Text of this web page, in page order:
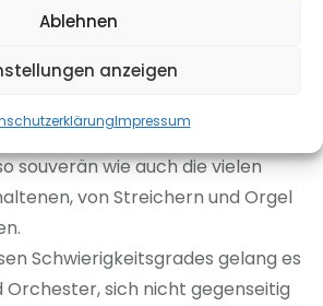
Ablehnen
anzeigen
Impressum
gehaltene Passagen den
die gut geschulten und
sie meisterten diese hohen
souverän wie auch die vielen
von Streichern und Orgel
Schwierigkeitsgrades gelang es
Orchester, sich nicht gegenseitig